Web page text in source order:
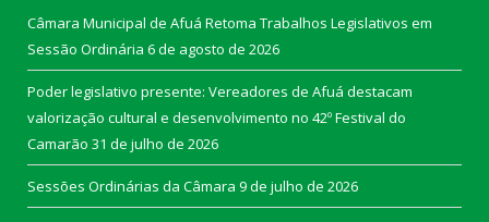
Câmara Municipal de Afuá Retoma Trabalhos Legislativos em
Sessão Ordinária 6 de agosto de 2026
Poder legislativo presente: Vereadores de Afuá destacam
valorização cultural e desenvolvimento no 42º Festival do
Camarão 31 de julho de 2026
Sessões Ordinárias da Câmara 9 de julho de 2026